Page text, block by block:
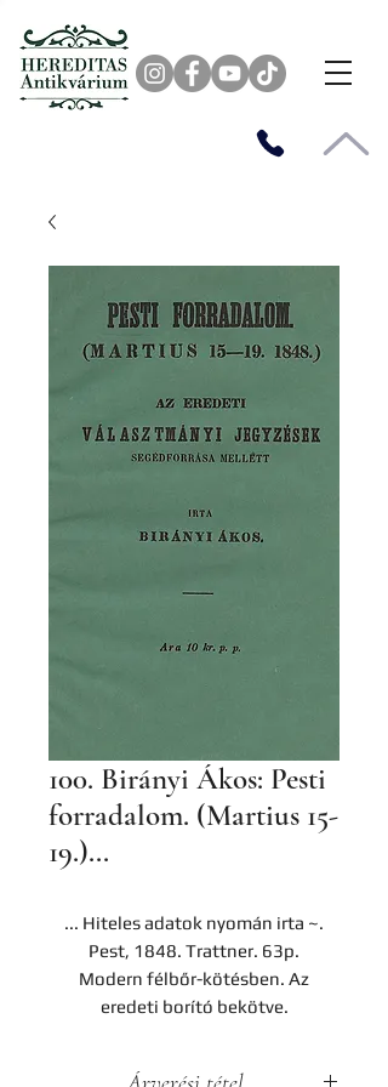
100. Birányi Ákos: Pesti
forradalom. (Martius 15-
19.)...
... Hiteles adatok nyomán irta ~.
Pest, 1848. Trattner. 63p.
Modern félbőr-kötésben. Az
eredeti borító bekötve.